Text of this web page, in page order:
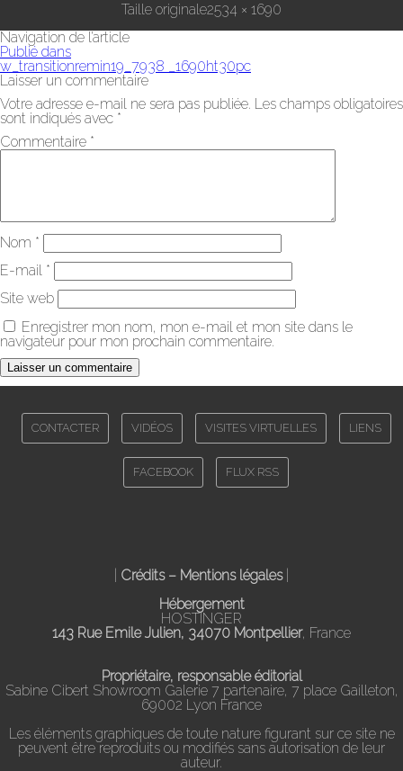
Taille originale2534 × 1690
Navigation de l’article
Publié dans
w_transitionremin19_7938 _1690ht30pc
Laisser un commentaire
Votre adresse e-mail ne sera pas publiée. Les champs obligatoires
sont indiqués avec *
Commentaire *
Nom *
E-mail *
Site web
Enregistrer mon nom, mon e-mail et mon site dans le
navigateur pour mon prochain commentaire.
CONTACTER VIDÉOS VISITES VIRTUELLES LIENS
FACEBOOK FLUX RSS
Crédits – Mentions légales|
Hébergement
HOSTINGER
143 Rue Emile Julien, 34070 Montpellier, France
Propriétaire, responsable éditorial
Sabine Cibert Showroom Galerie 7 partenaire, 7 place Gailleton,
69002 Lyon France
Les éléments graphiques de toute nature figurant sur ce site ne
peuvent être reproduits ou modifiés sans autorisation de leur
auteur.